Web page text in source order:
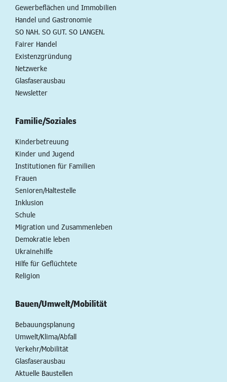
Gewerbeflächen und Immobilien
Handel und Gastronomie
SO NAH. SO GUT. SO LANGEN.
Fairer Handel
Existenzgründung
Netzwerke
Glasfaserausbau
Newsletter
Familie/Soziales
Kinderbetreuung
Kinder und Jugend
Institutionen für Familien
Frauen
Senioren/Haltestelle
Inklusion
Schule
Migration und Zusammenleben
Demokratie leben
Ukrainehilfe
Hilfe für Geflüchtete
Religion
Bauen/Umwelt/Mobilität
Bebauungsplanung
Umwelt/Klima/Abfall
Verkehr/Mobilität
Glasfaserausbau
Aktuelle Baustellen